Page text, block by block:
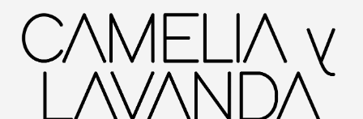
Inicio Planta Plantas De interior Cinta verde